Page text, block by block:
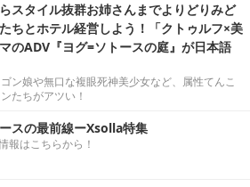
スタイル抜群お姉さんまでよりどりみど
ちとホテル経営しよう！「クトゥルフ×美
のADV『ヨグ=ソトースの庭』が日本語
ン娘や無口な複眼死神美少女など、属性てんこ
たちがアツい！
スの最前線ーXsolla特集
報はこちらから！